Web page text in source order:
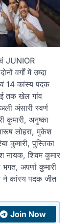
JUNIOR
वर्गों में उम्दा
14 कांस्य पदक
तक खेल गांव
अंसारी स्वर्ण
कुमारी, अनुष्का
लोहरा, मुकेश
कुमारी, पुस्तिका
नायक, शिवम कुमार
अपर्णा कुमारी
ने कांस्य पदक जीत
Join Now